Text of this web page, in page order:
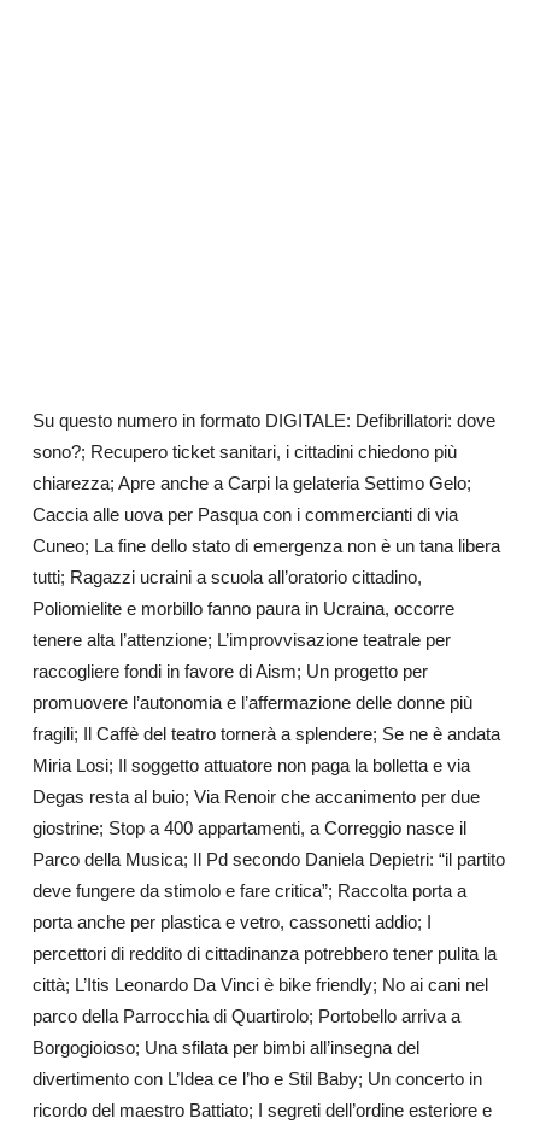
Su questo numero in formato DIGITALE: Defibrillatori: dove
sono?; Recupero ticket sanitari, i cittadini chiedono più
chiarezza; Apre anche a Carpi la gelateria Settimo Gelo;
Caccia alle uova per Pasqua con i commercianti di via
Cuneo; La fine dello stato di emergenza non è un tana libera
tutti; Ragazzi ucraini a scuola all’oratorio cittadino,
Poliomielite e morbillo fanno paura in Ucraina, occorre
tenere alta l’attenzione; L’improvvisazione teatrale per
raccogliere fondi in favore di Aism; Un progetto per
promuovere l’autonomia e l’affermazione delle donne più
fragili; Il Caffè del teatro tornerà a splendere; Se ne è andata
Miria Losi; Il soggetto attuatore non paga la bolletta e via
Degas resta al buio; Via Renoir che accanimento per due
giostrine; Stop a 400 appartamenti, a Correggio nasce il
Parco della Musica; Il Pd secondo Daniela Depietri: “il partito
deve fungere da stimolo e fare critica”; Raccolta porta a
porta anche per plastica e vetro, cassonetti addio; I
percettori di reddito di cittadinanza potrebbero tener pulita la
città; L’Itis Leonardo Da Vinci è bike friendly; No ai cani nel
parco della Parrocchia di Quartirolo; Portobello arriva a
Borgogioioso; Una sfilata per bimbi all’insegna del
divertimento con L’Idea ce l’ho e Stil Baby; Un concerto in
ricordo del maestro Battiato; I segreti dell’ordine esteriore e